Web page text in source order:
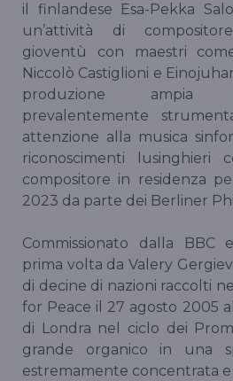
il finlandese Esa-Pekka
un’attività di
gioventù con maestri
Niccolò Castiglioni e
produzione ampia
prevalentemente
attenzione alla musica
riconoscimenti lusinghieri
compositore in residenza
2023 da parte dei Berliner
Commissionato dalla
prima volta da Valery
di decine di nazioni raccolti
for Peace il 27 agosto 2005
di Londra nel ciclo dei
grande organico in una
estremamente concentrata e